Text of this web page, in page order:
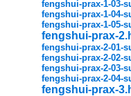
fengshui-prax-1-03-
fengshui-prax-1-04-
fengshui-prax-1-05-
fengshui-prax-
fengshui-prax-2-01-
fengshui-prax-2-02-
fengshui-prax-2-03-
fengshui-prax-2-04-
fengshui-prax-